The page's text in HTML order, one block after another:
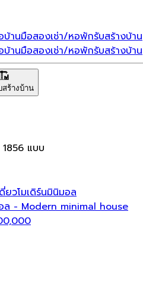
บ้านมือสองเช่า/หอพักรับสร้างบ้าน
บ้านมือสองเช่า/หอพักรับสร้างบ้าน
ร้างบ้าน
1856 แบบ
ยวโมเดิร์นมินิมอล
ล - Modern minimal house